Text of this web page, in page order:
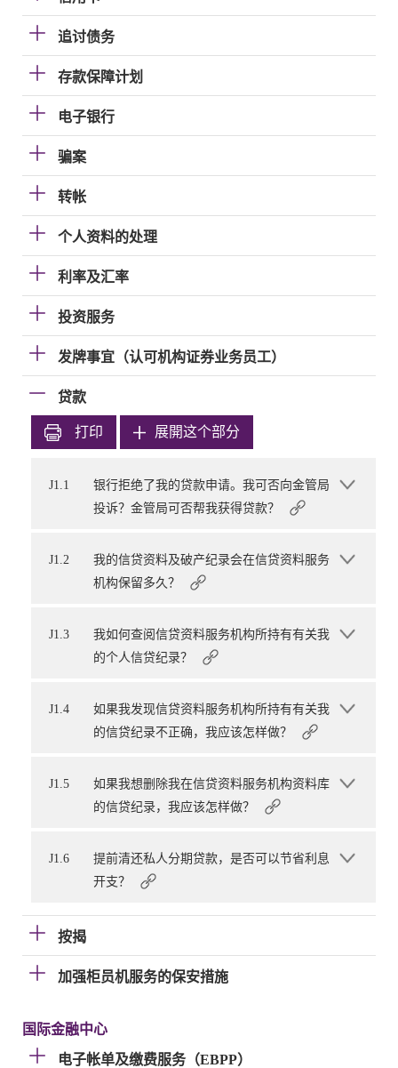
追讨债务
存款保障计划
电子银行
骗案
转帐
个人资料的处理
利率及汇率
投资服务
发牌事宜（认可机构证券业务员工）
贷款
打印 展開这个部分
J1.1
银行拒绝了我的贷款申请。我可否向金管局
投诉？金管局可否帮我获得贷款？
J1.2
我的信贷资料及破产纪录会在信贷资料服务
机构保留多久？
J1.3
我如何查阅信贷资料服务机构所持有有关我
的个人信贷纪录？
J1.4
如果我发现信贷资料服务机构所持有有关我
的信贷纪录不正确，我应该怎样做？
J1.5
如果我想删除我在信贷资料服务机构资料库
的信贷纪录，我应该怎样做？
J1.6
提前清还私人分期贷款，是否可以节省利息
开支？
按揭
加强柜员机服务的保安措施
国际金融中心
电子帐单及缴费服务（EBPP）